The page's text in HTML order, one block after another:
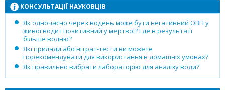
КОНСУЛЬТАЦІЇ НАУКОВЦІВ
Як одночасно через водень може бути негативний ОВП у
живої води і позитивний у мертвої? І де в результаті
більше водню?
Які прилади або нітрат-тести ви можете
порекомендувати для використання в домашніх умовах?
Як правильно вибрати лабораторію для аналізу води?